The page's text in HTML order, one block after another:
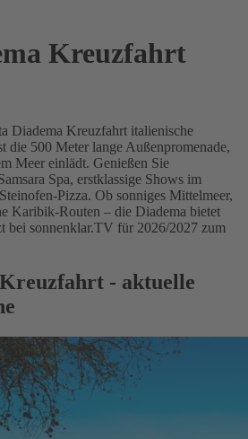
Kreuzfahrt
Diadema Kreuzfahrt italienische
die 500 Meter lange Außenpromenade,
Meer einlädt. Genießen Sie
Spa, erstklassige Shows im
Pizza. Ob sonniges Mittelmeer,
Karibik-Routen – die Diadema bietet
bei sonnenklar.TV für 2026/2027 zum
- aktuelle